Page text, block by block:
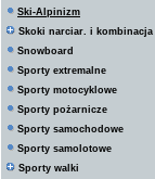
Ski-Alpinizm
Skoki narciar. i kombinacja
Snowboard
Sporty extremalne
Sporty motocyklowe
Sporty pożarnicze
Sporty samochodowe
Sporty samolotowe
Sporty walki